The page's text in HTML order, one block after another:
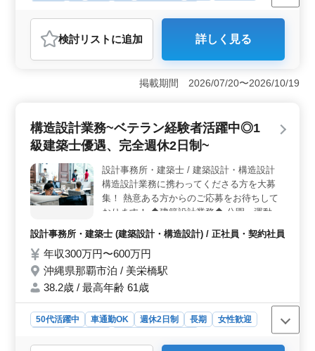
ラン世代からのご応募をお待ちしています♪
おすすめポイント
＜ベテラン経験者のニーズに応える＞ 経験6年以上の方
にふさわしい建築設計業務で、豊富な知識と技術を活か
せます。高い専門性が求められる公共施設や学校施設な
ど幅広いプロジェクトに携わり、成長を続けられる環境
内の設計事務所は、ゆいレール県庁前駅近くの好立地。
車通勤も可能で、通勤ストレスを軽減します。 ＜ベ
テラン世代の活躍支援＞ 50代以上の経験豊かな方も歓
迎！1級建築士をお持ちの方には特に優遇制度がありま
す。年齢に関係なく、個々の経験やスキルを活かせる環
境が整っています。
検討リスト に追加 詳しく見る
掲載期間 2026/07/20〜2026/10/19
構造設計業務~ベテラン経験者活躍中◎1
級建築士優遇、完全週休2日制~
設計事務所・建築士 / 建築設計・構造設計
構造設計業務に携わってくださる方を大募
集！ 熱意ある方からのご応募をお待ちして
おります！ ◆建築設計業務◆ 公園、運動施
をお任せします 【業務内容】 ・施主打ち合
わせ、現地調査、プランニング ・構造計
算、構造図面、積算 ・確認申請、各種書類
作成、施工会社選定、設計監理 等 ・CAD操
＊1級建築士急募！2級建築士の方の資格取
得応援！ ＊経験豊富なシニア世代の方も活
設計事務所・建築士 (建築設計・構造設計) / 正社員・契約社員
年収300万円〜600万円
沖縄県那覇市泊 / 美栄橋駅
38.2歳 / 最高年齢 61歳
50代活躍中 車通勤OK 週休2日制 長期
女性歓迎